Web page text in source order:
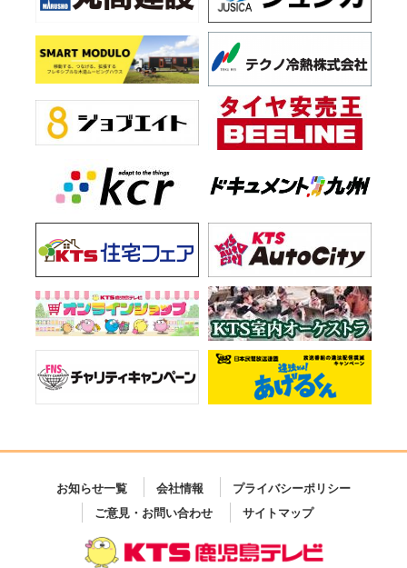
お知らせ一覧 会社情報
プライバシーポリシー
ご意見・お問い合わせ
サイトマップ